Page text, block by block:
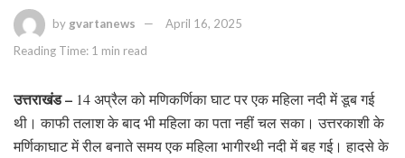
by gvartanews
April 16, 2025
Reading Time: 1 min read
उत्तराखंड – 14 अप्रैल को मणिकर्णिका घाट पर एक महिला नदी में डूब गई
थी। काफी तलाश के बाद भी महिला का पता नहीं चल सका। उत्तरकाशी के
मर्णिकाघाट में रील बनाते समय एक महिला भागीरथी नदी में बह गई। हादसे के